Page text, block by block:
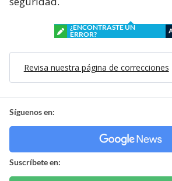
¿ENCONTRASTE UN
ERROR?
Revisa nuestra página de correcciones
Síguenos en:
Suscríbete en: